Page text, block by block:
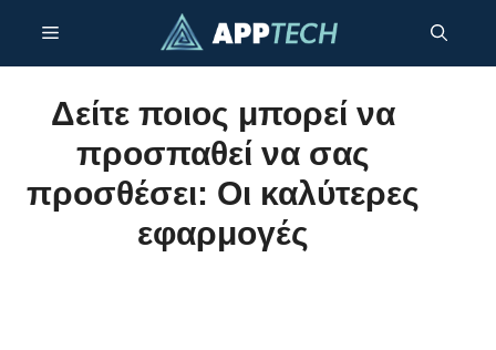
περιεχόμενο
Μενού
Δείτε ποιος μπορεί να
προσπαθεί να σας
προσθέσει: Οι καλύτερες
εφαρμογές